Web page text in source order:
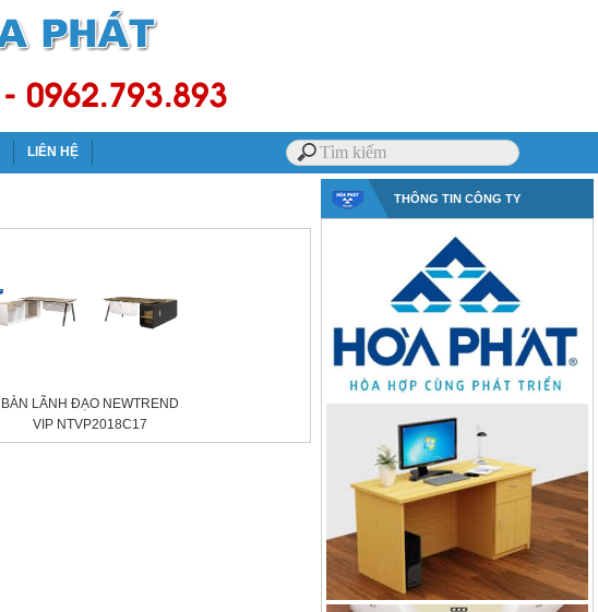
LIÊN HỆ
BÀN LÃNH ĐẠO NEWTREND
VIP NTVP2018C17
THÔNG TIN CÔNG TY